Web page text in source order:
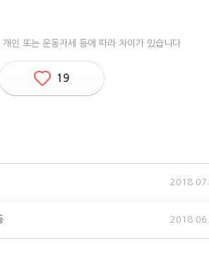
인 또는 운동자세 등에 따라 차이가 있습니다
19